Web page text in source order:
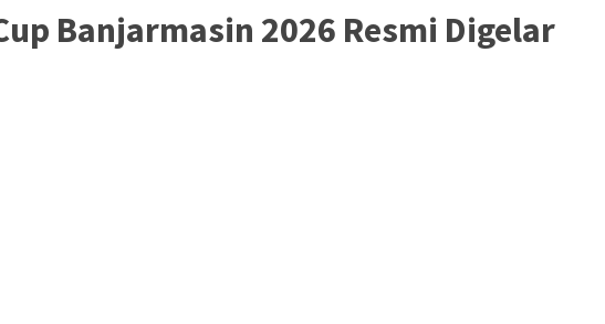
Banjarmasin 2026 Resmi Digelar